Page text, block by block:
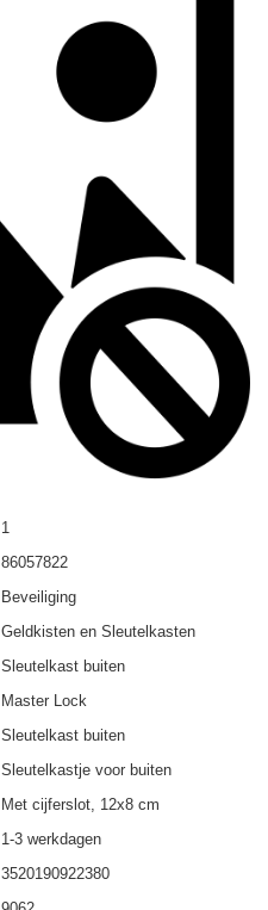
1
86057822
Beveiliging
Geldkisten en Sleutelkasten
Sleutelkast buiten
Master Lock
Sleutelkast buiten
Sleutelkastje voor buiten
Met cijferslot, 12x8 cm
1-3 werkdagen
3520190922380